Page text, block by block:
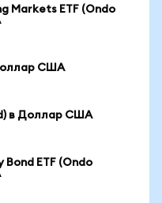
Markets ETF (Ondo
США
в Доллар США
Bond ETF (Ondo